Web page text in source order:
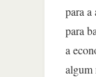
para a
para
a
algum